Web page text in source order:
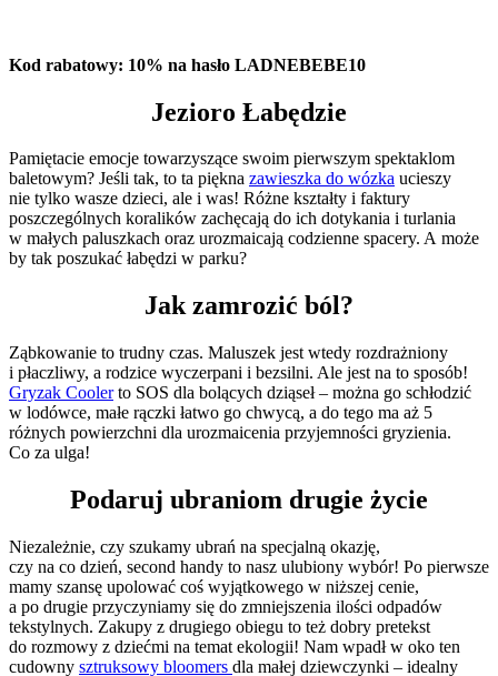
Kod rabatowy: 10% na hasło LADNEBEBE10
Jezioro Łabędzie
Pamiętacie emocje towarzyszące swoim pierwszym spektaklom
baletowym? Jeśli tak, to ta piękna zawieszka do wózka ucieszy
nie tylko wasze dzieci, ale i was! Różne kształty i faktury
poszczególnych koralików zachęcają do ich dotykania i turlania
w małych paluszkach oraz urozmaicają codzienne spacery. A może
by tak poszukać łabędzi w parku?
Jak zamrozić ból?
Ząbkowanie to trudny czas. Maluszek jest wtedy rozdrażniony
i płaczliwy, a rodzice wyczerpani i bezsilni. Ale jest na to sposób!
Gryzak Coolerto SOS dla bolących dziąseł – można go schłodzić
w lodówce, małe rączki łatwo go chwycą, a do tego ma aż 5
różnych powierzchni dla urozmaicenia przyjemności gryzienia.
Co za ulga!
Podaruj ubraniom drugie życie
Niezależnie, czy szukamy ubrań na specjalną okazję,
czy na co dzień, second handy to nasz ulubiony wybór! Po pierwsze
mamy szansę upolować coś wyjątkowego w niższej cenie,
a po drugie przyczyniamy się do zmniejszenia ilości odpadów
tekstylnych. Zakupy z drugiego obiegu to też dobry pretekst
do rozmowy z dziećmi na temat ekologii! Nam wpadł w oko ten
cudowny sztruksowy bloomers dla małej dziewczynki – idealny